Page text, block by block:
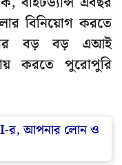
বিনিয়োগ করতে
বড় বড় এআই
করতে পুরোপুরি
র, আপনার লোন ও